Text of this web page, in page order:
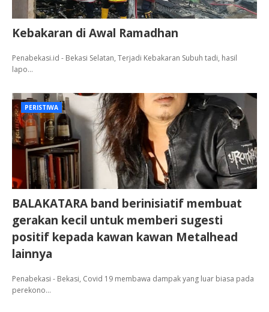
Kebakaran di Awal Ramadhan
Penabekasi.id - Bekasi Selatan, Terjadi Kebakaran Subuh tadi, hasil
lapo…
PERISTIWA
BALAKATARA band berinisiatif membuat
gerakan kecil untuk memberi sugesti
positif kepada kawan kawan Metalhead
lainnya
Penabekasi - Bekasi, Covid 19 membawa dampak yang luar biasa pada
perekono…